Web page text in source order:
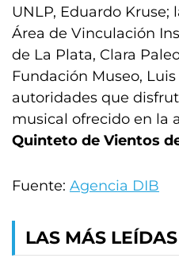
UNLP, Eduardo Kruse;
Área de Vinculación
de La Plata, Clara
Fundación Museo,
autoridades que
musical ofrecido en la
Quinteto de Vientos
Fuente: Agencia DIB
LAS MÁS LEÍDAS